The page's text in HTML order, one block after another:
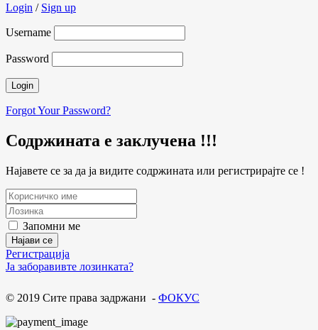
Login / Sign up
Username
Password
Forgot Your Password?
Содржината е заклучена !!!
Најавете се за да ја видите содржината или регистрирајте се !
Запомни ме
Регистрација
Ја заборавивте лозинката?
© 2019 Сите права задржани - ФОКУС